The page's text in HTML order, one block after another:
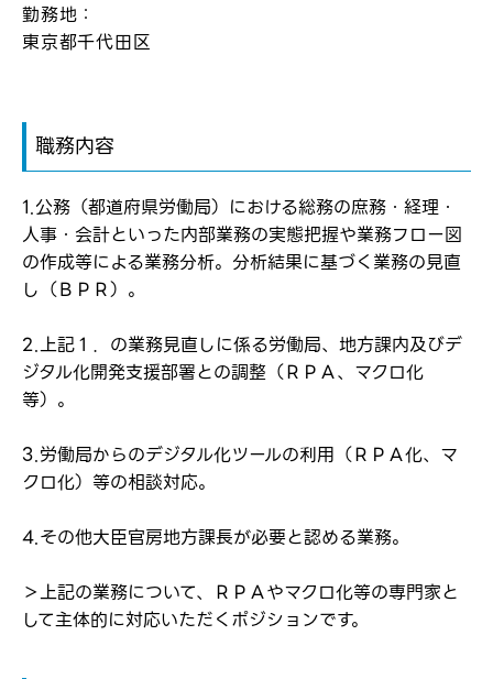
弊社ホームページの求人票をみて
応募し、転職を決めた方
ログイン
メールアドレス
パスワード
勤務地：
東京都千代田区
職務内容
1.公務（都道府県労働局）における総務の庶務・経理・
人事・会計といった内部業務の実態把握や業務フロー図
の作成等による業務分析。分析結果に基づく業務の見直
し（ＢＰＲ）。
2.上記１．の業務見直しに係る労働局、地方課内及びデ
ジタル化開発支援部署との調整（ＲＰＡ、マクロ化
等）。
3.労働局からのデジタル化ツールの利用（ＲＰＡ化、マ
クロ化）等の相談対応。
4.その他大臣官房地方課長が必要と認める業務。
＞上記の業務について、ＲＰＡやマクロ化等の専門家と
して主体的に対応いただくポジションです。